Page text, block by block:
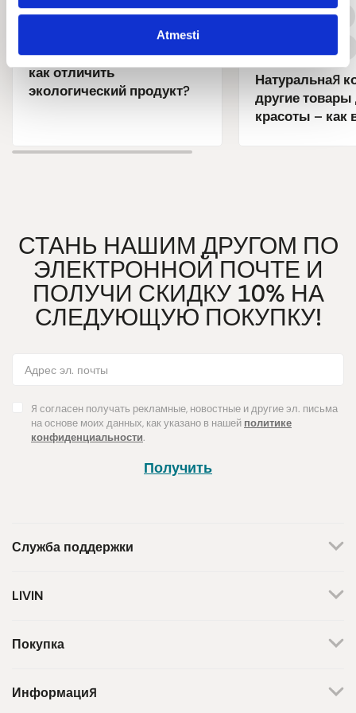
Atmesti
Экологическая косметика:
как отличить
экологический продукт?
Красота и гигиена
Натуральная
другие
красоты – как
СТАНЬ НАШИМ ДРУГОМ ПО
ЭЛЕКТРОННОЙ ПОЧТЕ И
ПОЛУЧИ СКИДКУ 10% НА
СЛЕДУЮЩУЮ ПОКУПКУ!
Я согласен получать рекламные, новостные и другие эл. письма
на основе моих данных, как указано в нашей политике
конфиденциальности.
Получить
Служба поддержки
Написать запрос
Мы работаем по будням.
LIVIN
Контакты
Бренды
Покупка
Доставка
Информация